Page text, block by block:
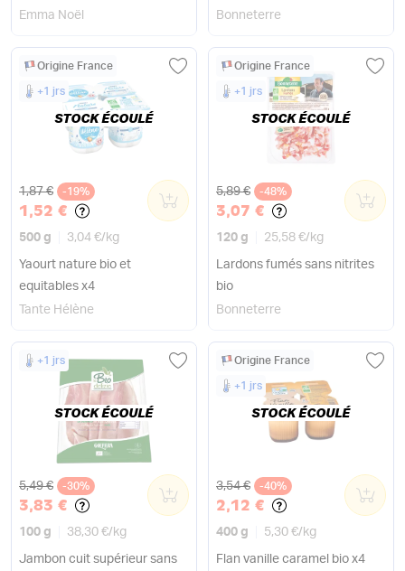
Emma Noël Bonneterre
Origine France
+1 jrs
Ancien prix
1,87 € -19%
1,52 €
500 g 3,04 €/ kg
Yaourt nature bio et
equitables x4
0
Tante Hélène
STOCK ÉCOULÉ
Origine France
+1 jrs
Ancien prix
5,89 € -48%
3,07 €
120 g 25,58 €/ kg
Lardons fumés sans nitrites
bio
0
Bonneterre
STOCK ÉCOULÉ
+1 jrs
Ancien prix
5,49 € -30%
3,83 €
100 g 38,30 €/ kg
Jambon cuit supérieur sans
0
STOCK ÉCOULÉ
Origine France
+1 jrs
Ancien prix
3,54 € -40%
2,12 €
400 g 5,30 €/ kg
Flan vanille caramel bio x4
0
STOCK ÉCOULÉ